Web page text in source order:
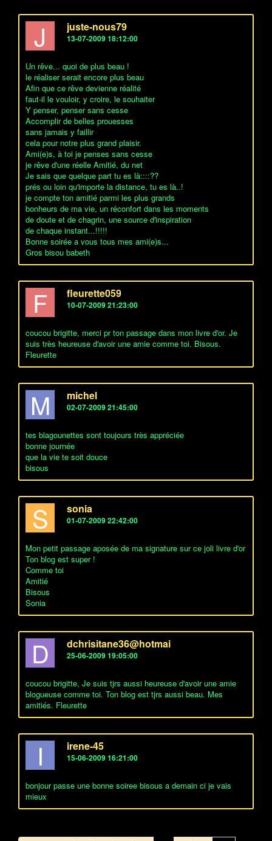
J juste-nous79
13-07-2009 18:12:00
Un rêve... quoi de plus beau !
le réaliser serait encore plus beau
Afin que ce rêve devienne réalité
faut-il le vouloir, y croire, le souhaiter
Y penser, penser sans cesse
Accomplir de belles prouesses
sans jamais y faillir
cela pour notre plus grand plaisir.
Ami(e)s, à toi je penses sans cesse
je rêve d'une réelle Amitié, du net
Je sais que quelque part tu es là::::??
prés ou loin qu'importe la distance, tu es là..!
je compte ton amitié parmi les plus grands
bonheurs de ma vie, un réconfort dans les moments
de doute et de chagrin, une source d'inspiration
de chaque instant...!!!!!
Bonne soirée a vous tous mes ami(e)s...
Gros bisou babeth
F fleurette059
10-07-2009 21:23:00
coucou brigitte, merci pr ton passage dans mon livre d'or. Je
suis très heureuse d'avoir une amie comme toi. Bisous.
Fleurette
M michel
02-07-2009 21:45:00
tes blagounettes sont toujours très appréciée
bonne journée
que la vie te soit douce
bisous
S sonia
01-07-2009 22:42:00
Mon petit passage aposée de ma signature sur ce joli livre d'or
Ton blog est super !
Comme toi
Amitié
Bisous
Sonia
D dchrisitane36@hotmai
25-06-2009 19:05:00
coucou brigitte, Je suis tjrs aussi heureuse d'avoir une amie
blogueuse comme toi. Ton blog est tjrs aussi beau. Mes
amitiés. Fleurette
I irene-45
15-06-2009 16:21:00
bonjour passe une bonne soiree bisous a demain ci je vais
mieux